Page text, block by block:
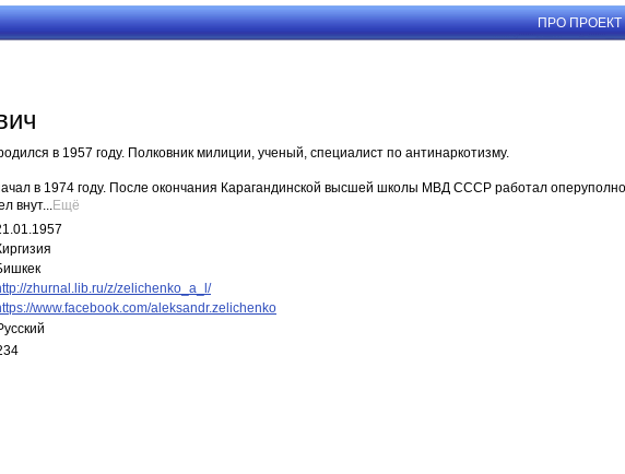
ПРО ПРОЕКТ
в 1957 году. Полковник милиции, ученый, специалист по антинаркотизму.
в 1974 году. После окончания Карагандинской высшей школы МВД СССР работал
внут...Ещё
zhurnal.lib.ru/z/zelichenko_a_l/
www.facebook.com/aleksandr.zelichenko